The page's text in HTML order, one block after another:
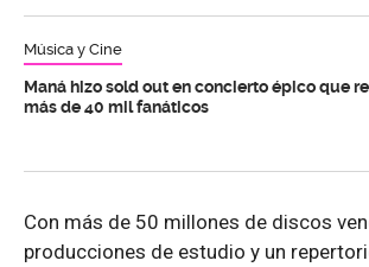
Música y Cine
Maná hizo sold out en concierto épico que
más de 40 mil fanáticos
Con más de 50 millones de discos
producciones de estudio y un